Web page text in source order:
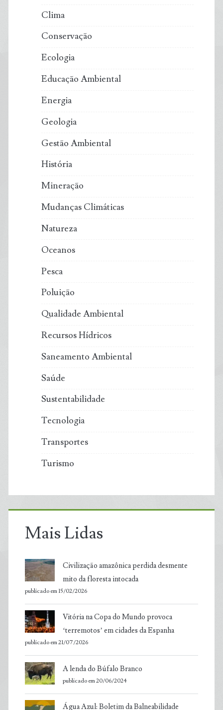
Clima
Conservação
Ecologia
Educação Ambiental
Energia
Geologia
Gestão Ambiental
História
Mineração
Mudanças Climáticas
Natureza
Oceanos
Pesca
Poluição
Qualidade Ambiental
Recursos Hídricos
Saneamento Ambiental
Saúde
Sustentabilidade
Tecnologia
Transportes
Turismo
Mais Lidas
Civilização amazônica perdida desmente
mito da floresta intocada
publicado em 15/02/2026
Vitória na Copa do Mundo provoca
‘terremotos’ em cidades da Espanha
publicado em 21/07/2026
A lenda do Búfalo Branco
publicado em 20/06/2024
Água Azul: Boletim da Balneabilidade